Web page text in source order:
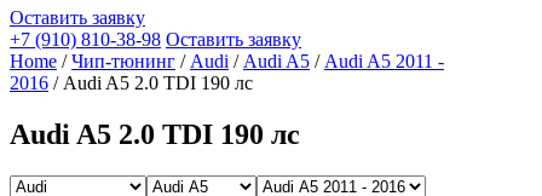
Оставить заявку
+7 (910) 810-38-98 Оставить заявку
Home /Чип-тюнинг / Audi / Audi A5 / Audi A5 2011 -
2016 / Audi A5 2.0 TDI 190 лс
Audi A5 2.0 TDI 190 лс